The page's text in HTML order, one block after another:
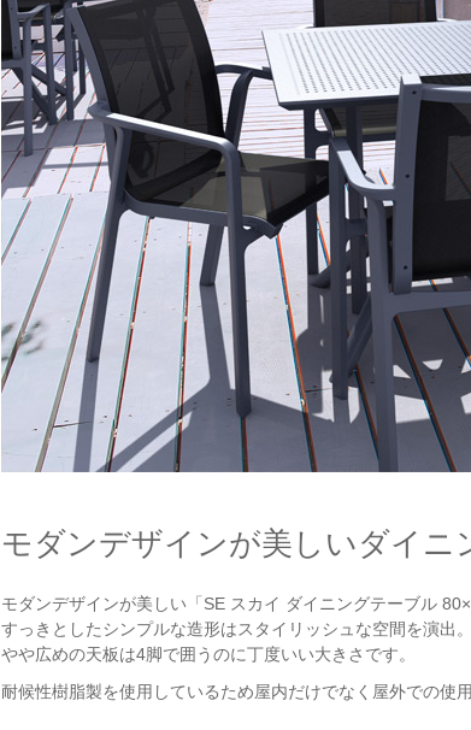
モダンデザインが美しいダイニ
モダンデザインが美しい「SE スカイ ダイニングテーブル
すっきとしたシンプルな造形はスタイリッシュな空間を演出。
やや広めの天板は4脚で囲うのに丁度いい大きさです。
耐候性樹脂製を使用しているため屋内だけでなく屋外での使